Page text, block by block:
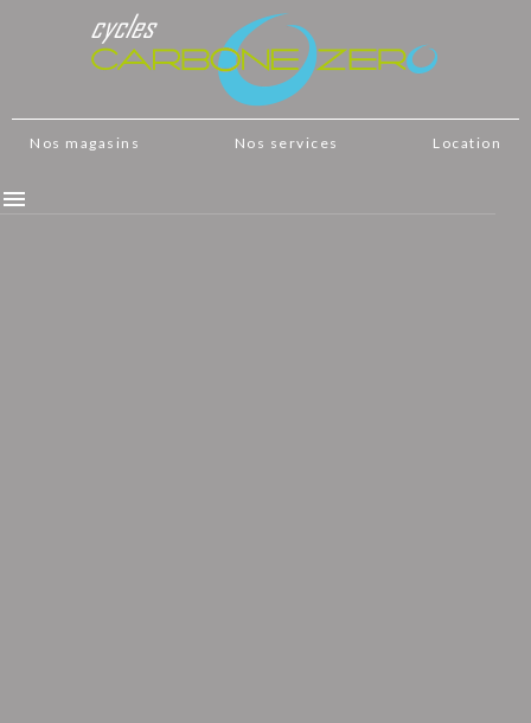
Nos magasins Nos services Location
